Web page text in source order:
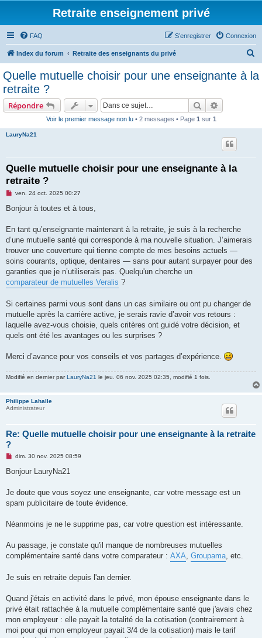
Retraite enseignement privé
FAQ Connexion
S’enregistrer
Index du forum Retraite des enseignants du privé
c
Quelle mutuelle choisir pour une enseignante à la
retraite ?
Répondre Rechercher
Voir le premier message non lu• 2 messages • Page 1 sur 1
LauryNa21
Quelle mutuelle choisir pour une enseignante à la
retraite ?
M
s
g
n
o
l
u
ven. 24 oct. 2025 00:27
Bonjour à toutes et à tous,
En tant qu’enseignante maintenant à la retraite, je suis à la recherche
d’une mutuelle santé qui corresponde à ma nouvelle situation. J’aimerais
trouver une couverture qui tienne compte de mes besoins actuels —
soins courants, optique, dentaires — sans pour autant surpayer pour des
garanties que je n’utiliserais pas. Quelqu'un cherche un
comparateur de mutuelles Veralis ?
Si certaines parmi vous sont dans un cas similaire ou ont pu changer de
mutuelle après la carrière active, je serais ravie d’avoir vos retours :
laquelle avez-vous choisie, quels critères ont guidé votre décision, et
quels ont été les avantages ou les surprises ?
Merci d’avance pour vos conseils et vos partages d’expérience.
Modifié en dernier parLauryNa21 le jeu. 06 nov. 2025 02:35, modifié 1 fois.
Philippe Lahalle
Administrateur
Re: Quelle mutuelle choisir pour une enseignante à la retraite
?
M
s
g
n
l
dim. 30 nov. 2025 08:59
Bonjour LauryNa21
Je doute que vous soyez une enseignante, car votre message est un
spam publicitaire de toute évidence.
Néanmoins je ne le supprime pas, car votre question est intéressante.
Au passage, je constate qu'il manque de nombreuses mutuelles
complémentaire santé dans votre comparateur : AXA Groupama , etc.
Je suis en retraite depuis l'an dernier.
Quand j'étais en activité dans le privé, mon épouse enseignante dans le
privé était rattachée à la mutuelle complémentaire santé que j'avais chez
mon employeur : elle payait la totalité de la cotisation (contrairement à
moi pour qui mon employeur payait 3/4 de la cotisation) mais le tarif